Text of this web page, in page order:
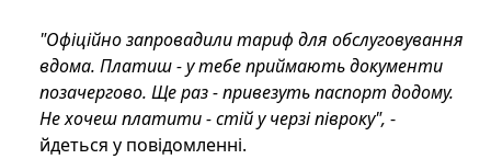
"Офіційно запровадили тариф для обслуговування
вдома. Платиш - у тебе приймають документи
позачергово. Ще раз - привезуть паспорт додому.
Не хочеш платити - стій у черзі півроку", -
йдеться у повідомленні.